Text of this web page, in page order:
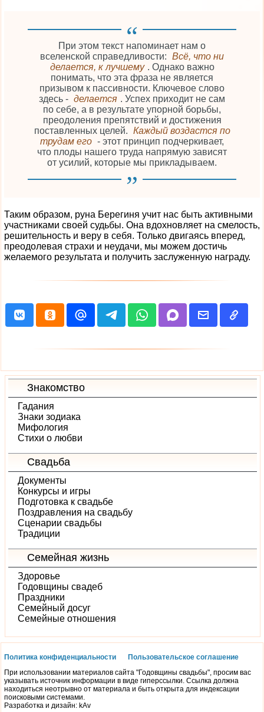
При этом текст напоминает нам о
вселенской справедливости: Всё, что ни
делается, к лучшему . Однако важно
понимать, что эта фраза не является
призывом к пассивности. Ключевое слово
здесь - делается . Успех приходит не сам
по себе, а в результате упорной борьбы,
преодоления препятствий и достижения
поставленных целей. Каждый воздастся по
трудам его - этот принцип подчеркивает,
что плоды нашего труда напрямую зависят
от усилий, которые мы прикладываем.
Таким образом, руна Берегиня учит нас быть активными
участниками своей судьбы. Она вдохновляет на смелость,
решительность и веру в себя. Только двигаясь вперед,
преодолевая страхи и неудачи, мы можем достичь
желаемого результата и получить заслуженную награду.
Знакомство
Гадания
Знаки зодиака
Мифология
Стихи о любви
Свадьба
Документы
Конкурсы и игры
Подготовка к свадьбе
Поздравления на свадьбу
Сценарии свадьбы
Традиции
Семейная жизнь
Здоровье
Годовщины свадеб
Праздники
Семейный досуг
Семейные отношения
Политика конфиденциальности
Пользовательское соглашение
При использовании материалов сайта "Годовщины свадьбы", просим вас
указывать источник информации в виде гиперссылки. Ссылка должна
находиться неотрывно от материала и быть открыта для индексации
поисковыми системами.
Разработка и дизайн: kAv